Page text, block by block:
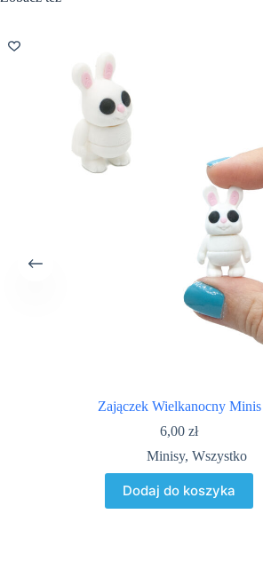
Zajączek Wielkanocny Minis
6,00zł
Minisy,Wszystko
Dodaj do koszyka